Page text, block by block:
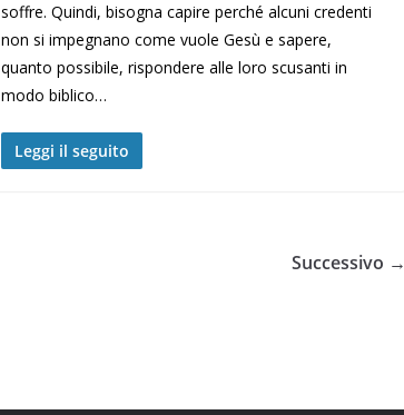
soffre. Quindi, bisogna capire perché alcuni credenti
non si impegnano come vuole Gesù e sapere,
quanto possibile, rispondere alle loro scusanti in
modo biblico…
Leggi il seguito
Successivo →